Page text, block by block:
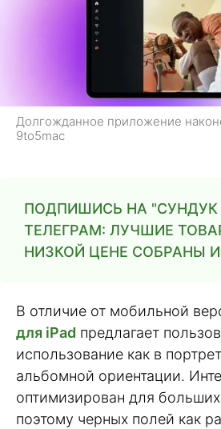
Долгожданное приложение
9to5mac
ПОДПИШИСЬ НА "СУНДУК
ТЕЛЕГРАМ: ЛУЧШИЕ
НИЗКОЙ ЦЕНЕ СОБРАНЫ
В отличие от мобильной
для iPad предлагает
использование как в
альбомной ориентации.
оптимизирован для
поэтому черных полей как